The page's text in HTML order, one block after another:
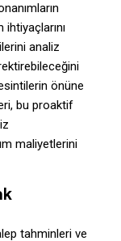
ihtiyaçlarını
analiz
önüne
bu proaktif
maliyetlerini
tahminleri ve